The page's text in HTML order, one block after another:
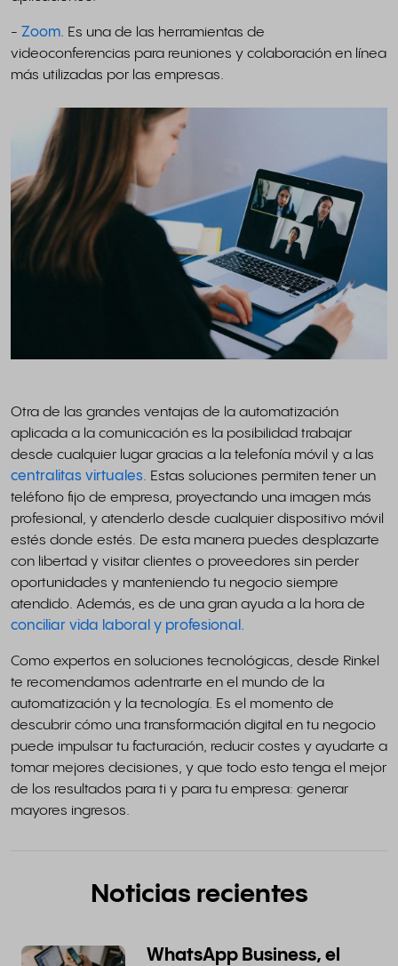
- Zoom. Es una de las herramientas de
videoconferencias para reuniones y colaboración en línea
más utilizadas por las empresas.
Otra de las grandes ventajas de la automatización
aplicada a la comunicación es la posibilidad trabajar
desde cualquier lugar gracias a la telefonía móvil y a las
centralitas virtuales. Estas soluciones permiten tener un
teléfono fijo de empresa, proyectando una imagen más
profesional, y atenderlo desde cualquier dispositivo móvil
estés donde estés. De esta manera puedes desplazarte
con libertad y visitar clientes o proveedores sin perder
oportunidades y manteniendo tu negocio siempre
atendido. Además, es de una gran ayuda a la hora de
conciliar vida laboral y profesional.
Como expertos en soluciones tecnológicas, desde Rinkel
te recomendamos adentrarte en el mundo de la
automatización y la tecnología. Es el momento de
descubrir cómo una transformación digital en tu negocio
puede impulsar tu facturación, reducir costes y ayudarte a
tomar mejores decisiones, y que todo esto tenga el mejor
de los resultados para ti y para tu empresa: generar
mayores ingresos.
Noticias recientes
WhatsApp Business, el